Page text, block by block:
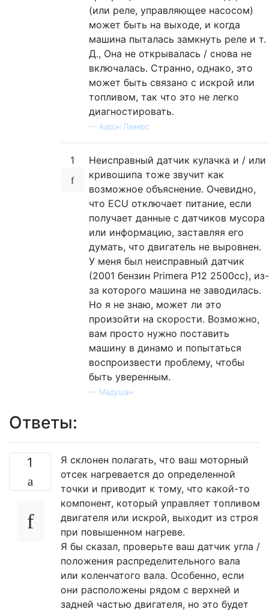
(или реле, управляющее насосом)
может быть на выходе, и когда
машина пыталась замкнуть реле и т.
Д., Она не открывалась / снова не
включалась. Странно, однако, это
может быть связано с искрой или
топливом, так что это не легко
диагностировать.
— Аарон Лаверс
1
Неисправный датчик кулачка и / или
кривошипа тоже звучит как
возможное объяснение. Очевидно,
что ECU отключает питание, если
получает данные с датчиков мусора
или информацию, заставляя его
думать, что двигатель не выровнен.
У меня был неисправный датчик
(2001 бензин Primera P12 2500cc), из-
за которого машина не заводилась.
Но я не знаю, может ли это
произойти на скорости. Возможно,
вам просто нужно поставить
машину в динамо и попытаться
воспроизвести проблему, чтобы
быть уверенным.
— Мадушан
Ответы:
1
Я склонен полагать, что ваш моторный
отсек нагревается до определенной
точки и приводит к тому, что какой-то
компонент, который управляет топливом
двигателя или искрой, выходит из строя
при повышенном нагреве.
Я бы сказал, проверьте ваш датчик угла /
положения распределительного вала
или коленчатого вала. Особенно, если
они расположены рядом с верхней и
задней частью двигателя, но это будет